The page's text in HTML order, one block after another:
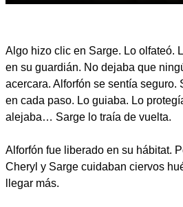
Algo hizo clic en Sarge. Lo olfateó.
en su guardián. No dejaba que
acercara. Alforfón se sentía seguro.
en cada paso. Lo guiaba. Lo
alejaba… Sarge lo traía de vuelta.
Alforfón fue liberado en su hábitat.
Cheryl y Sarge cuidaban ciervos
llegar más.